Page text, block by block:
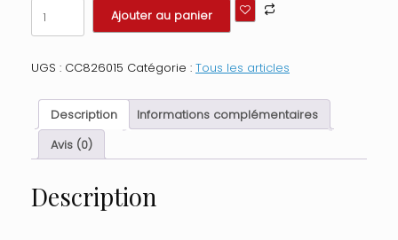
de
Bougie
massage
gum
80ml
Taille
:
Parfum
:
Ajouter au panier
UGS : CC826015 Catégorie : Tous les articles
Description
Informations complémentaires
Avis (0)
Description